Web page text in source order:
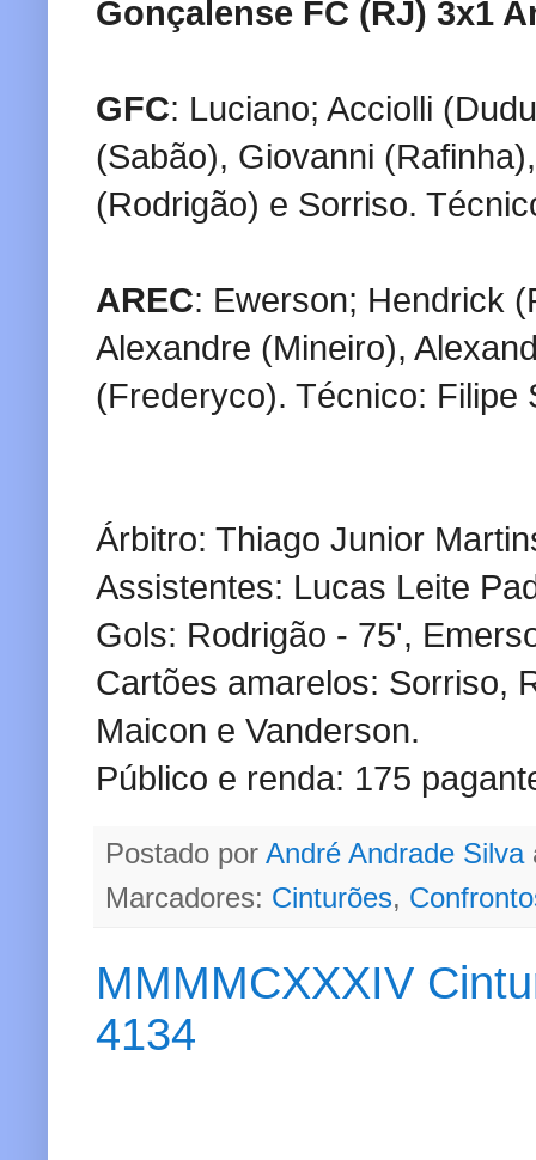
Gonçalense FC (RJ) 3x1
GFC: Luciano; Acciolli
(Sabão), Giovanni
(Rodrigão) e Sorriso.
AREC: Ewerson; Hendrick
Alexandre (Mineiro),
(Frederyco). Técnico: Filipe
Árbitro: Thiago Junior
Assistentes: Lucas Leite
Gols: Rodrigão - 75',
Cartões amarelos: Sorriso,
Maicon e Vanderson.
Público e renda: 175
Postado por André Andrade Silva
Marcadores: Cinturões,
MMMMCXXXIV
4134